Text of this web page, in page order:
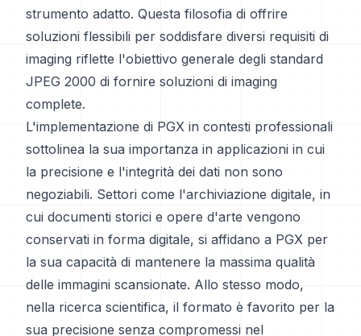
strumento adatto. Questa filosofia di offrire
soluzioni flessibili per soddisfare diversi requisiti di
imaging riflette l'obiettivo generale degli standard
JPEG 2000 di fornire soluzioni di imaging
complete.
L'implementazione di PGX in contesti professionali
sottolinea la sua importanza in applicazioni in cui
la precisione e l'integrità dei dati non sono
negoziabili. Settori come l'archiviazione digitale, in
cui documenti storici e opere d'arte vengono
conservati in forma digitale, si affidano a PGX per
la sua capacità di mantenere la massima qualità
delle immagini scansionate. Allo stesso modo,
nella ricerca scientifica, il formato è favorito per la
sua precisione senza compromessi nel